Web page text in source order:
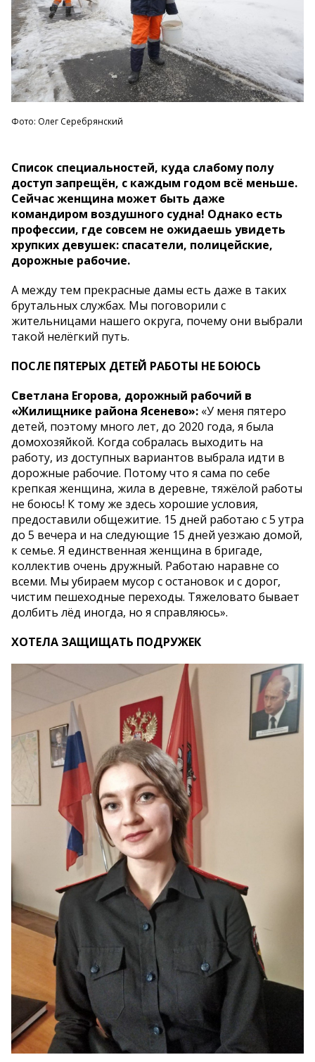
Фото: Олег Серебрянский
Список специальностей, куда слабому полу
доступ запрещён, с каждым годом всё меньше.
Сейчас женщина может быть даже
командиром воздушного судна! Однако есть
профессии, где совсем не ожидаешь увидеть
хрупких девушек: спасатели, полицейские,
дорожные рабочие.
А между тем прекрасные дамы есть даже в таких
брутальных службах. Мы поговорили с
жительницами нашего округа, почему они выбрали
такой нелёгкий путь.
ПОСЛЕ ПЯТЕРЫХ ДЕТЕЙ РАБОТЫ НЕ БОЮСЬ
Светлана Егорова, дорожный рабочий в
«Жилищнике района Ясенево»: «У меня пятеро
детей, поэтому много лет, до 2020 года, я была
домохозяйкой. Когда собралась выходить на
работу, из доступных вариантов выбрала идти в
дорожные рабочие. Потому что я сама по себе
крепкая женщина, жила в деревне, тяжёлой работы
не боюсь! К тому же здесь хорошие условия,
предоставили общежитие. 15 дней работаю с 5 утра
до 5 вечера и на следующие 15 дней уезжаю домой,
к семье. Я единственная женщина в бригаде,
коллектив очень дружный. Работаю наравне со
всеми. Мы убираем мусор с остановок и с дорог,
чистим пешеходные переходы. Тяжеловато бывает
долбить лёд иногда, но я справляюсь».
ХОТЕЛА ЗАЩИЩАТЬ ПОДРУЖЕК